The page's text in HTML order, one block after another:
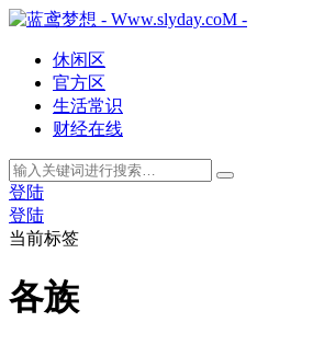
休闲区
官方区
生活常识
财经在线
登陆
登陆
当前标签
各族